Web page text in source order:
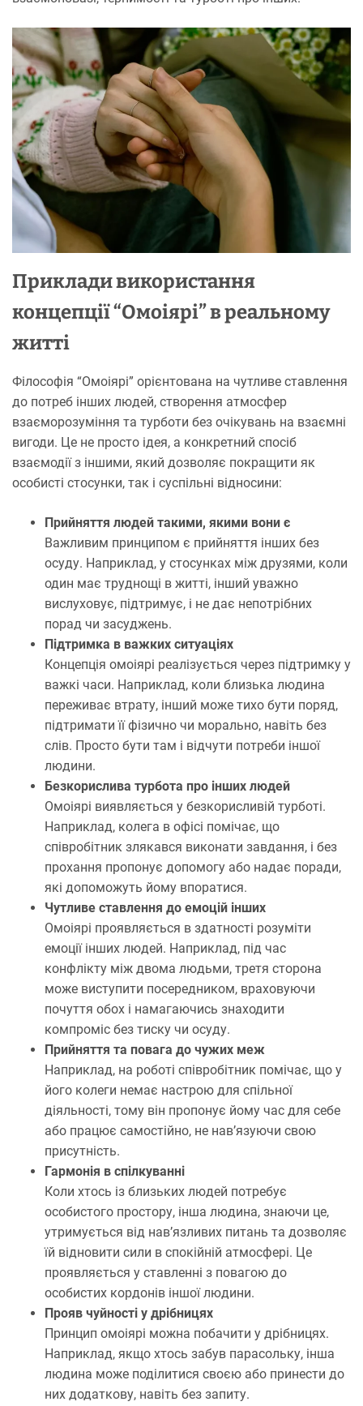
Приклади використання
концепції “Омоіярі” в реальному
житті
Філософія “Омоіярі” орієнтована на чутливе ставлення
до потреб інших людей, створення атмосфер
взаєморозуміння та турботи без очікувань на взаємні
вигоди. Це не просто ідея, а конкретний спосіб
взаємодії з іншими, який дозволяє покращити як
особисті стосунки, так і суспільні відносини:
Прийняття людей такими, якими вони є
Важливим принципом є прийняття інших без
осуду. Наприклад, у стосунках між друзями, коли
один має труднощі в житті, інший уважно
вислуховує, підтримує, і не дає непотрібних
порад чи засуджень.
Підтримка в важких ситуаціях
Концепція омоіярі реалізується через підтримку у
важкі часи. Наприклад, коли близька людина
переживає втрату, інший може тихо бути поряд,
підтримати її фізично чи морально, навіть без
слів. Просто бути там і відчути потреби іншої
людини.
Безкорислива турбота про інших людей
Омоіярі виявляється у безкорисливій турботі.
Наприклад, колега в офісі помічає, що
співробітник злякався виконати завдання, і без
прохання пропонує допомогу або надає поради,
які допоможуть йому впоратися.
Чутливе ставлення до емоцій інших
Омоіярі проявляється в здатності розуміти
емоції інших людей. Наприклад, під час
конфлікту між двома людьми, третя сторона
може виступити посередником, враховуючи
почуття обох і намагаючись знаходити
компроміс без тиску чи осуду.
Прийняття та повага до чужих меж
Наприклад, на роботі співробітник помічає, що у
його колеги немає настрою для спільної
діяльності, тому він пропонує йому час для себе
або працює самостійно, не нав’язуючи свою
присутність.
Гармонія в спілкуванні
Коли хтось із близьких людей потребує
особистого простору, інша людина, знаючи це,
утримується від нав’язливих питань та дозволяє
їй відновити сили в спокійній атмосфері. Це
проявляється у ставленні з повагою до
особистих кордонів іншої людини.
Прояв чуйності у дрібницях
Принцип омоіярі можна побачити у дрібницях.
Наприклад, якщо хтось забув парасольку, інша
людина може поділитися своєю або принести до
них додаткову, навіть без запиту.